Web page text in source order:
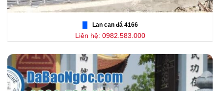
Lan can đá 4166
Liên hệ: 0982.583.000